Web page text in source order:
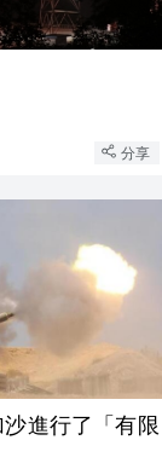
分享
進行了「有限